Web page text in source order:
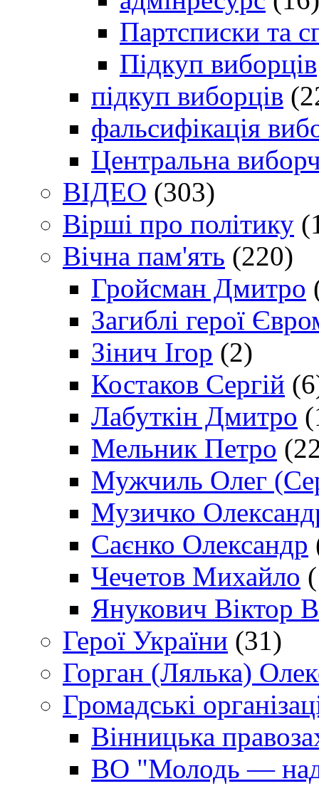
Партсписки та
Підкуп виборців
підкуп виборців
фальсифікація
Центральна
ВІДЕО (303)
Вірші про політику
Вічна пам'ять (220)
Гройсман Дмитро
Загиблі герої
Зінич Ігор (2)
Костаков Сергій
Лабуткін Дмитро
Мельник Петро
Мужчиль Олег
Музичко
Саєнко Олександр
Чечетов Михайло
Янукович Віктор
Герої України (31)
Горган (Лялька)
Громадські
Вінницька
ВО "Молодь —